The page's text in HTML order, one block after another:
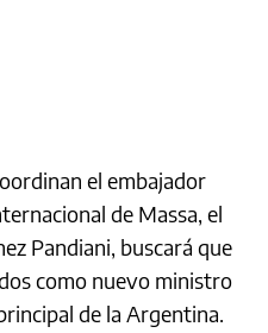
el embajador
de Massa, el
Pandiani, buscará que
como nuevo ministro
de la Argentina.